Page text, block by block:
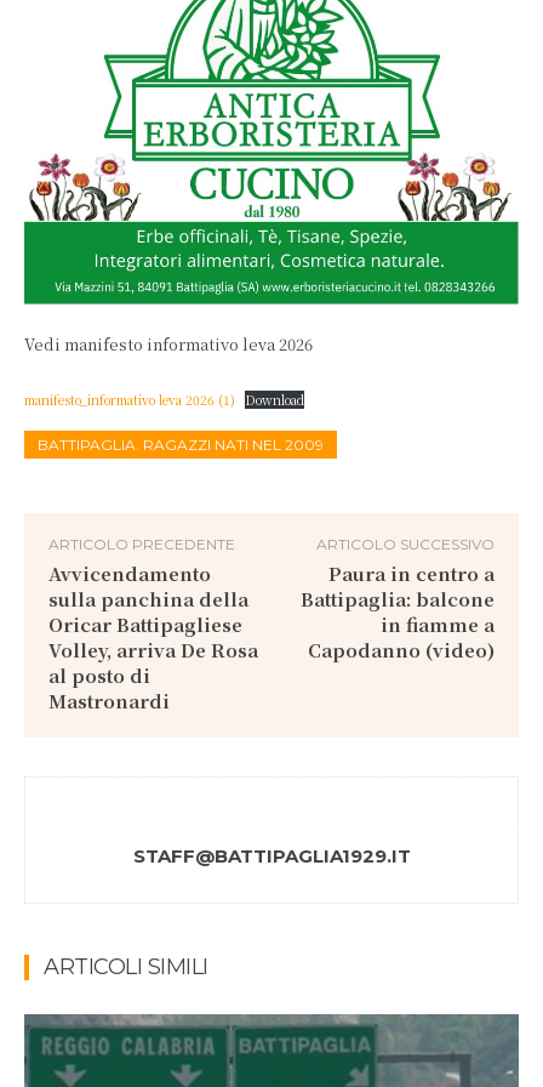
Vedi manifesto informativo leva 2026
manifesto_informativo leva 2026 (1) Download
BATTIPAGLIA. RAGAZZI NATI NEL 2009
ARTICOLO PRECEDENTE
Avvicendamento
sulla panchina della
Oricar Battipagliese
Volley, arriva De Rosa
al posto di
Mastronardi
ARTICOLO SUCCESSIVO
Paura in centro a
Battipaglia: balcone
in fiamme a
Capodanno (video)
STAFF@BATTIPAGLIA1929.IT
ARTICOLI SIMILI